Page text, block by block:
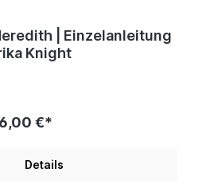
| Einzelanleitung
Knight
6,00 €*
Details